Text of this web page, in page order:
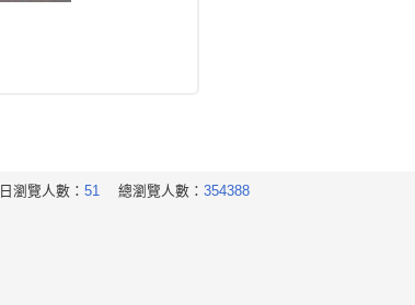
瀏覽人數： 51 總瀏覽人數： 354388